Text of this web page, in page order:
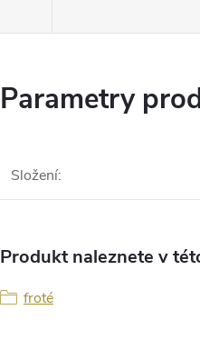
Parametry
Složení:
Produkt naleznete v
froté